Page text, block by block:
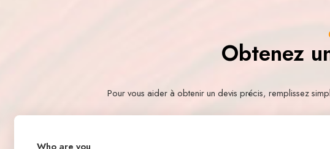
Obtenez
Pour vous aider à obtenir un devis précis, remplissez